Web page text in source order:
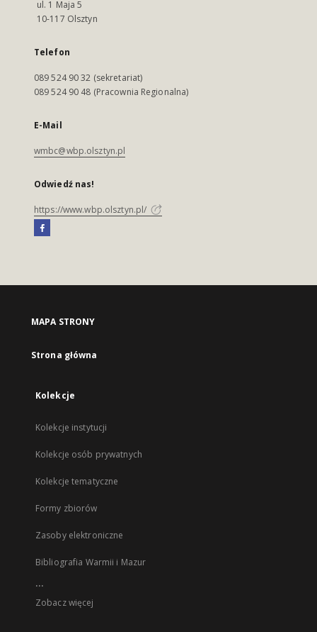
ul. 1 Maja 5
10-117 Olsztyn
Telefon
089 524 90 32 (sekretariat)
089 524 90 48 (Pracownia Regionalna)
E-Mail
wmbc@wbp.olsztyn.pl
Odwiedź nas!
https://www.wbp.olsztyn.pl/
MAPA STRONY
Strona główna
Kolekcje
Kolekcje instytucji
Kolekcje osób prywatnych
Kolekcje tematyczne
Formy zbiorów
Zasoby elektroniczne
Bibliografia Warmii i Mazur
...
Zobacz więcej